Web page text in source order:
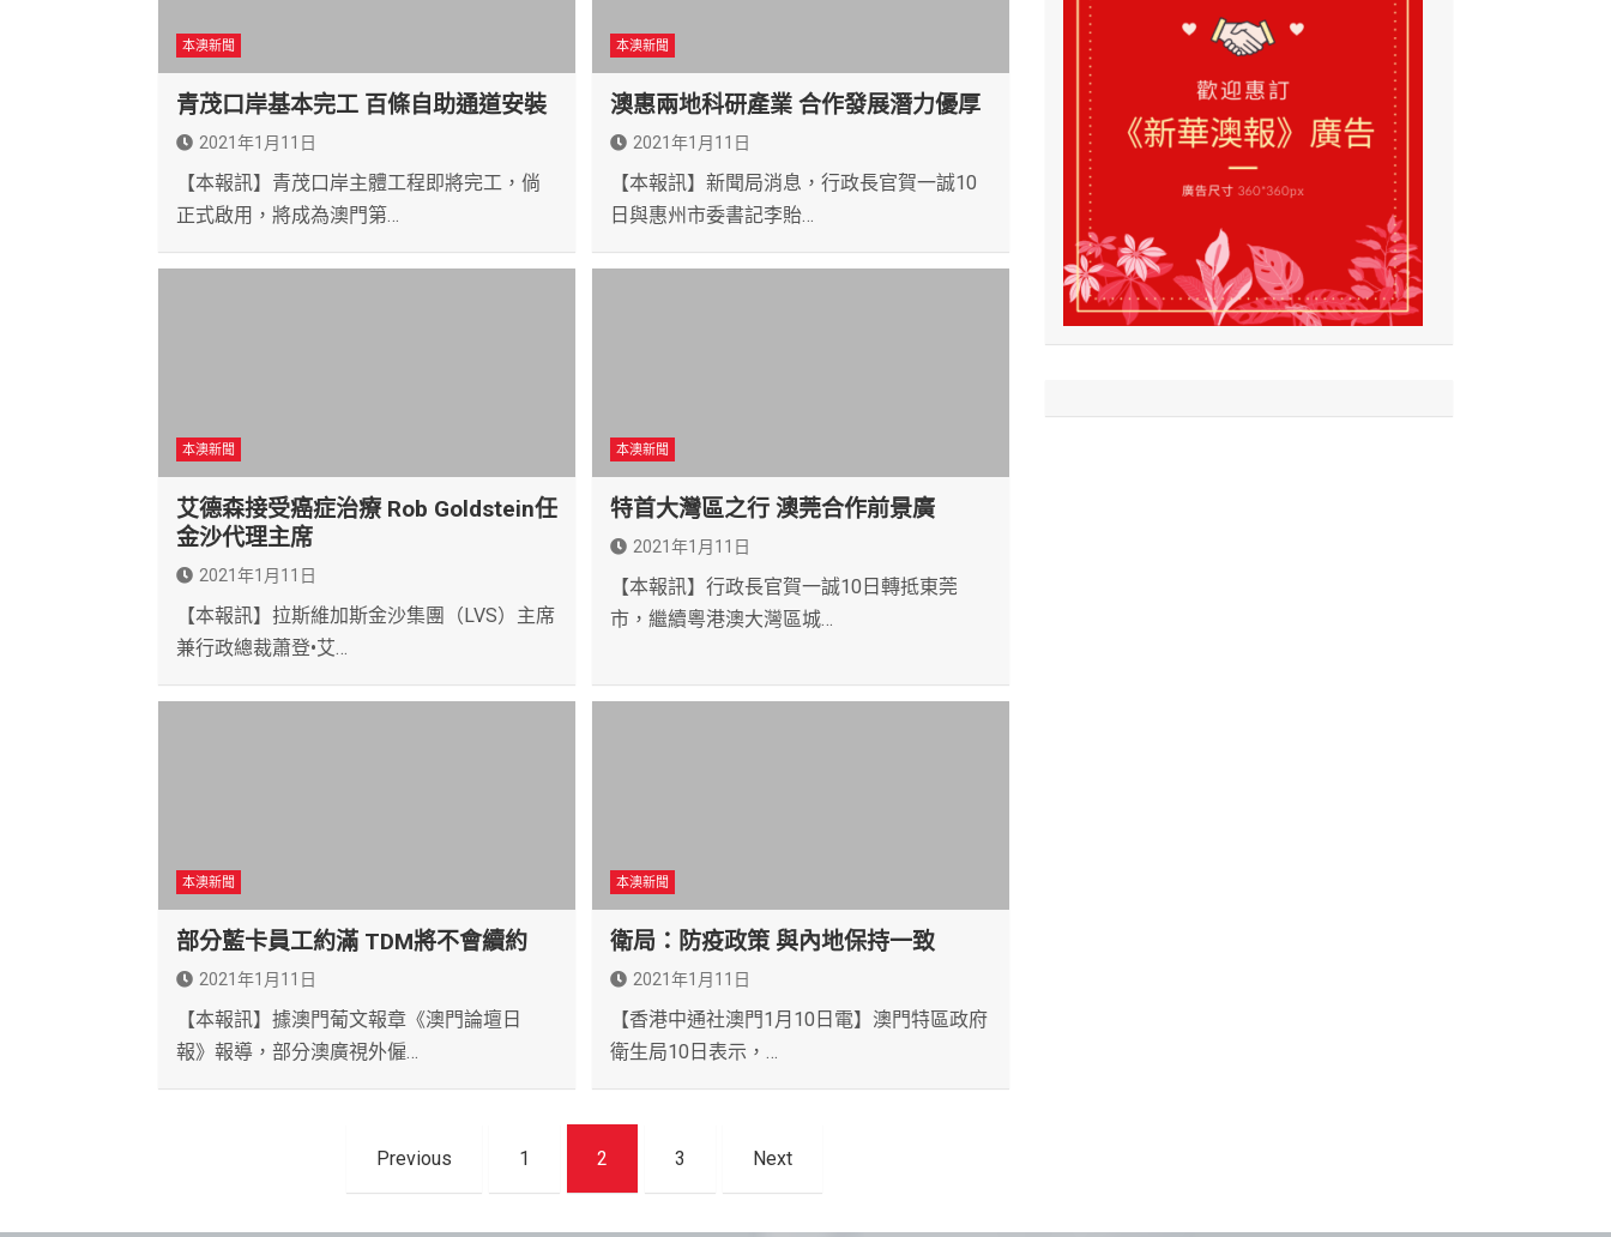
本澳新聞
青茂口岸基本完工 百條自助通道安裝
2021年1月11日
【本報訊】青茂口岸主體工程即將完工，倘
正式啟用，將成為澳門第…
本澳新聞
澳惠兩地科研產業 合作發展潛力優厚
2021年1月11日
【本報訊】新聞局消息，行政長官賀一誠10
日與惠州市委書記李貽…
本澳新聞
艾德森接受癌症治療 Rob Goldstein任
金沙代理主席
2021年1月11日
【本報訊】拉斯維加斯金沙集團（LVS）主席
兼行政總裁蕭登•艾…
本澳新聞
特首大灣區之行 澳莞合作前景廣
2021年1月11日
【本報訊】行政長官賀一誠10日轉抵東莞
市，繼續粵港澳大灣區城…
本澳新聞
部分藍卡員工約滿 TDM將不會續約
2021年1月11日
【本報訊】據澳門葡文報章《澳門論壇日
報》報導，部分澳廣視外僱…
本澳新聞
衛局：防疫政策 與內地保持一致
2021年1月11日
【香港中通社澳門1月10日電】澳門特區政府
衛生局10日表示，…
Previous 1 2 3 Next